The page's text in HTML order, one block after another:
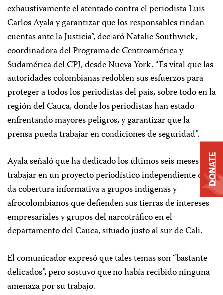
exhaustivamente el atentado contra el periodista Luis
Carlos Ayala y garantizar que los responsables rindan
cuentas ante la Justicia”, declaró Natalie Southwick,
coordinadora del Programa de Centroamérica y
Sudamérica del CPJ, desde Nueva York. “Es vital que las
autoridades colombianas redoblen sus esfuerzos para
proteger a todos los periodistas del país, sobre todo en la
región del Cauca, donde los periodistas han estado
enfrentando mayores peligros, y garantizar que la
prensa pueda trabajar en condiciones de seguridad”.
Ayala señaló que ha dedicado los últimos seis meses a
trabajar en un proyecto periodístico independiente que
da cobertura informativa a grupos indígenas y
afrocolombianos que defienden sus tierras de intereses
empresariales y grupos del narcotráfico en el
departamento del Cauca, situado justo al sur de Cali.
El comunicador expresó que tales temas son “bastante
delicados”, pero sostuvo que no había recibido ninguna
amenaza por su trabajo.
DONATE